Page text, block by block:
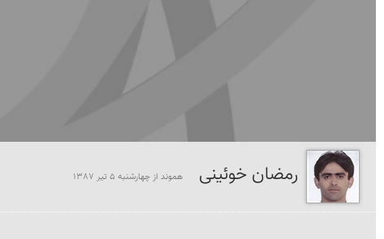
رمضان خوئینی هموند از چهارشنبه 5 تير 1387